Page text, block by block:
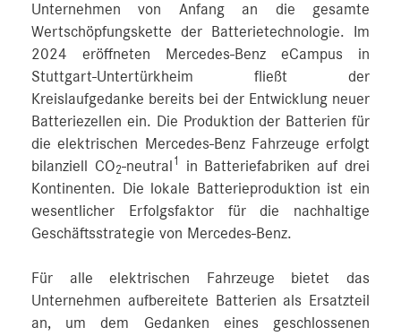
Unternehmen von Anfang an die gesamte
Wertschöpfungskette der Batterietechnologie. Im
2024 eröffneten Mercedes-Benz eCampus in
Stuttgart-Untertürkheim fließt der
Kreislaufgedanke bereits bei der Entwicklung neuer
Batteriezellen ein. Die Produktion der Batterien für
die elektrischen Mercedes-Benz Fahrzeuge erfolgt
bilanziell CO2-neutral 1
in Batteriefabriken auf drei
Kontinenten. Die lokale Batterieproduktion ist ein
wesentlicher Erfolgsfaktor für die nachhaltige
Geschäftsstrategie von Mercedes-Benz.
Für alle elektrischen Fahrzeuge bietet das
Unternehmen aufbereitete Batterien als Ersatzteil
an, um dem Gedanken eines geschlossenen